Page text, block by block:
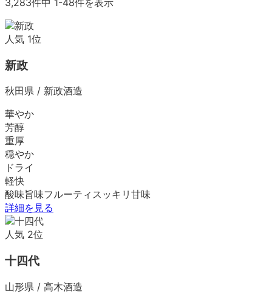
人気 1位
新政
秋田県 / 新政酒造
華やか
芳醇
重厚
穏やか
ドライ
軽快
酸味旨味フルーティ スッキリ 甘味
詳細を見る
人気 2位
十四代
山形県 / 高木酒造